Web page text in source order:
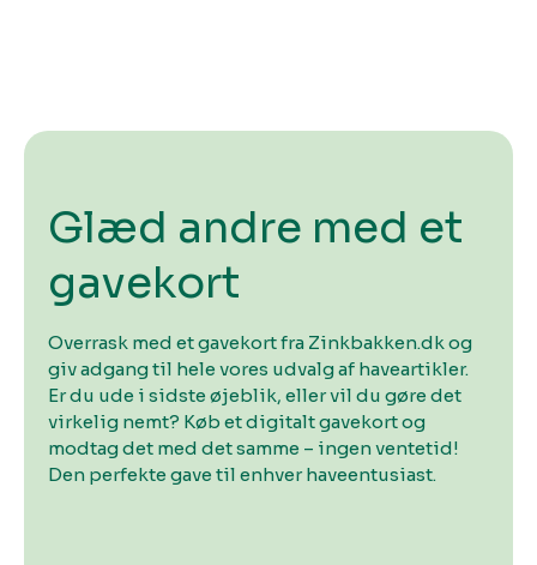
Glæd andre med et
gavekort
Overrask med et gavekort fra Zinkbakken.dk og
giv adgang til hele vores udvalg af haveartikler.
Er du ude i sidste øjeblik, eller vil du gøre det
virkelig nemt? Køb et digitalt gavekort og
modtag det med det samme – ingen ventetid!
Den perfekte gave til enhver haveentusiast.